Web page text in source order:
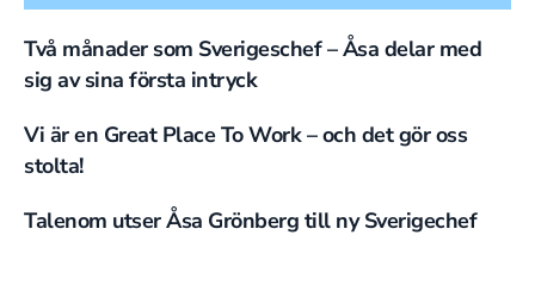
Två månader som Sverigeschef – Åsa delar med
sig av sina första intryck
Vi är en Great Place To Work – och det gör oss
stolta!
Talenom utser Åsa Grönberg till ny Sverigechef